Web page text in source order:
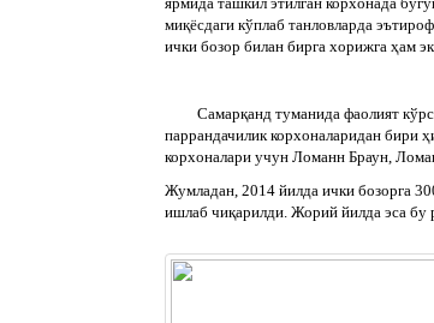
миқёсдаги кўплаб танловларда
ички бозор билан бирга хорижга ҳам
Самарқанд туманида фаолият
паррандачилик корхоналаридан бири
корхоналари учун Ломанн Браун,
Жумладан, 2014 йилда ички бозорга
ишлаб чиқарилди. Жорий йилда эса